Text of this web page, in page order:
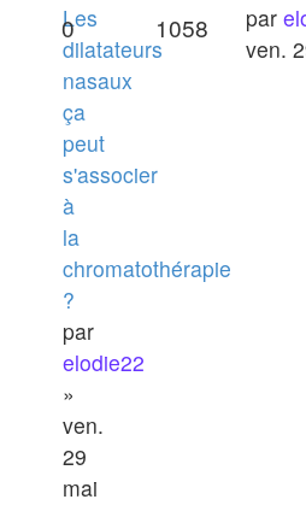
Les
dilatateurs
nasaux
ça
peut
s'associer
à
la
chromatothérapie
?
par
elodie22
»
ven.
29
mai
0 1058 par
ven.